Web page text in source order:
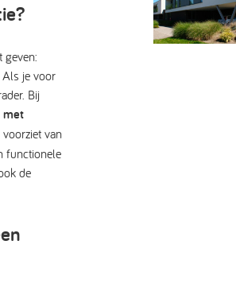
geven:
Als je voor
Bij
met
van
functionele
de